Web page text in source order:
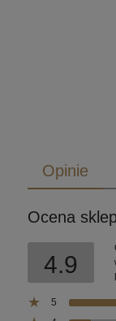
Opinie
Ocena
4.9
5